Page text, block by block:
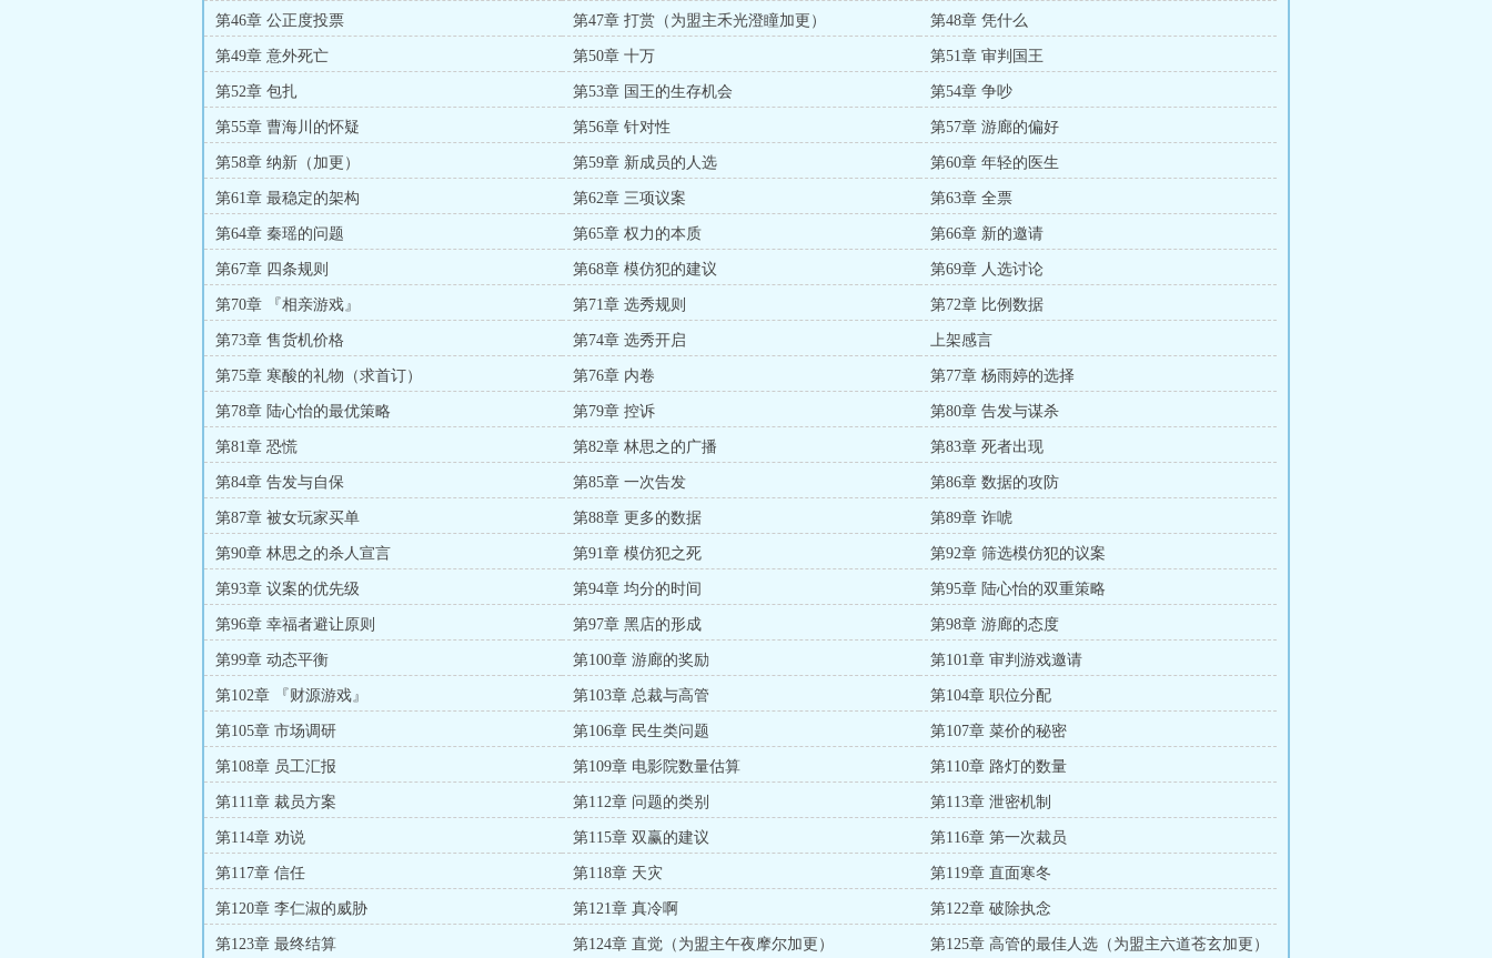
第46章 公正度投票 第47章 打赏（为盟主禾光澄瞳加更） 第48章 凭什么
第49章 意外死亡 第50章 十万 第51章 审判国王
第52章 包扎 第53章 国王的生存机会 第54章 争吵
第55章 曹海川的怀疑 第56章 针对性 第57章 游廊的偏好
第58章 纳新（加更） 第59章 新成员的人选 第60章 年轻的医生
第61章 最稳定的架构 第62章 三项议案 第63章 全票
第64章 秦瑶的问题 第65章 权力的本质 第66章 新的邀请
第67章 四条规则 第68章 模仿犯的建议 第69章 人选讨论
第70章 『相亲游戏』 第71章 选秀规则 第72章 比例数据
第73章 售货机价格 第74章 选秀开启 上架感言
第75章 寒酸的礼物（求首订） 第76章 内卷 第77章 杨雨婷的选择
第78章 陆心怡的最优策略 第79章 控诉 第80章 告发与谋杀
第81章 恐慌 第82章 林思之的广播 第83章 死者出现
第84章 告发与自保 第85章 一次告发 第86章 数据的攻防
第87章 被女玩家买单 第88章 更多的数据 第89章 诈唬
第90章 林思之的杀人宣言 第91章 模仿犯之死 第92章 筛选模仿犯的议案
第93章 议案的优先级 第94章 均分的时间 第95章 陆心怡的双重策略
第96章 幸福者避让原则 第97章 黑店的形成 第98章 游廊的态度
第99章 动态平衡 第100章 游廊的奖励 第101章 审判游戏邀请
第102章 『财源游戏』 第103章 总裁与高管 第104章 职位分配
第105章 市场调研 第106章 民生类问题 第107章 菜价的秘密
第108章 员工汇报 第109章 电影院数量估算 第110章 路灯的数量
第111章 裁员方案 第112章 问题的类别 第113章 泄密机制
第114章 劝说 第115章 双赢的建议 第116章 第一次裁员
第117章 信任 第118章 天灾 第119章 直面寒冬
第120章 李仁淑的威胁 第121章 真冷啊 第122章 破除执念
第123章 最终结算 第124章 直觉（为盟主午夜摩尔加更） 第125章 高管的最佳人选（为盟主六道苍玄加更）